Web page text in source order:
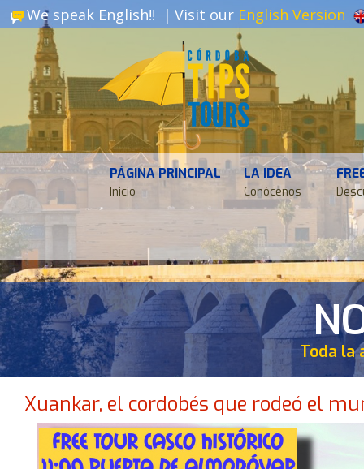
We speak English!! | Visit our English Version
PÁGINA PRINCIPAL
Inicio
LA IDEA
Conócenos
Toda la
Xuankar, el cordobés que rodeó el